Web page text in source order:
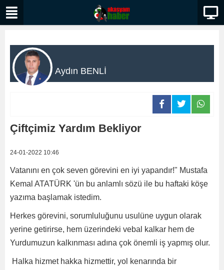
Aydın BENLİ
Çiftçimiz Yardım Bekliyor
24-01-2022 10:46
Vatanını en çok seven görevini en iyi yapandır!" Mustafa
Kemal ATATÜRK 'ün bu anlamlı sözü ile bu haftaki köşe
yazıma başlamak istedim.
Herkes görevini, sorumluluğunu usulüne uygun olarak
yerine getirirse, hem üzerindeki vebal kalkar hem de
Yurdumuzun kalkınması adına çok önemli iş yapmış olur.
Halka hizmet hakka hizmettir, yol kenarında bir